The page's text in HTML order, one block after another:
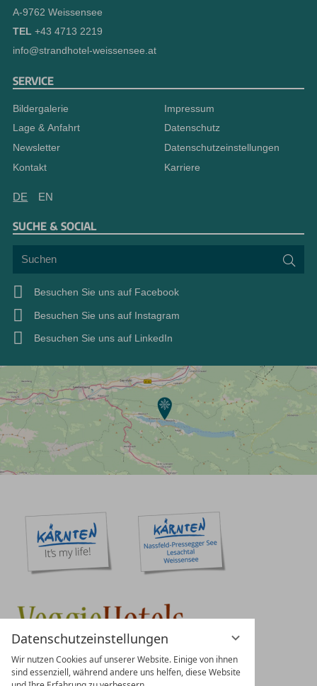
Datenschutzeinstellungen
Wir nutzen Cookies auf unserer Website. Einige von ihnen
sind essenziell, während andere uns helfen, diese Website
A-9762 Weissensee
TEL +43 4713 2219
info@strandhotel-weissensee.at
SERVICE
Bildergalerie
Lage & Anfahrt
Newsletter
Kontakt
Impressum
Datenschutz
Datenschutzeinstellungen
Karriere
DE EN
SUCHE & SOCIAL
Suchen
Besuchen Sie uns auf Facebook
Besuchen Sie uns auf Instagram
Besuchen Sie uns auf LinkedIn